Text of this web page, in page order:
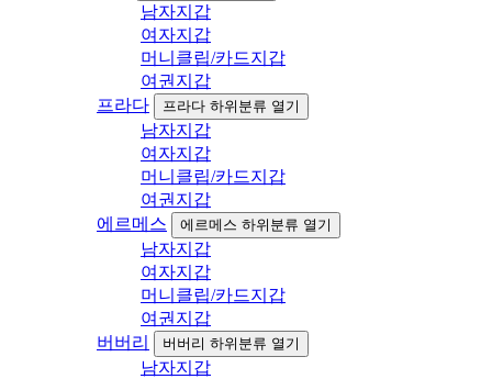
남자지갑
여자지갑
머니클립/카드지갑
여권지갑
프라다
프라다 하위분류 열기
남자지갑
여자지갑
머니클립/카드지갑
여권지갑
에르메스
에르메스 하위분류 열기
남자지갑
여자지갑
머니클립/카드지갑
여권지갑
버버리
버버리 하위분류 열기
남자지갑